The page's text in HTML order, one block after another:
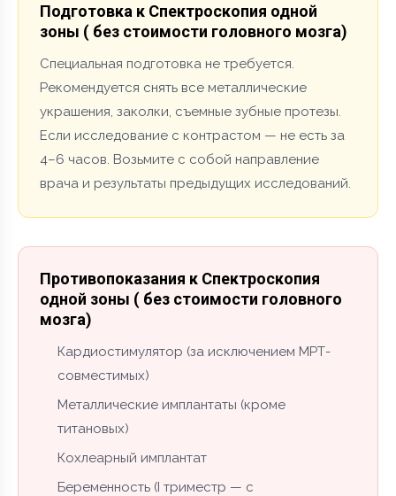
Подготовка к Спектроскопия одной
зоны ( без стоимости головного мозга)
Специальная подготовка не требуется.
Рекомендуется снять все металлические
украшения, заколки, съемные зубные протезы.
Если исследование с контрастом — не есть за
4–6 часов. Возьмите с собой направление
врача и результаты предыдущих исследований.
Противопоказания к Спектроскопия
одной зоны ( без стоимости головного
мозга)
Кардиостимулятор (за исключением МРТ-
совместимых)
Металлические имплантаты (кроме
титановых)
Кохлеарный имплантат
Беременность (I триместр — с